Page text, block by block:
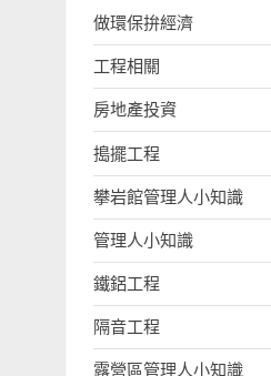
做環保拚經濟
工程相關
房地產投資
搗擺工程
攀岩館管理人小知識
管理人小知識
鐵鋁工程
隔音工程
露營區管理人小知識